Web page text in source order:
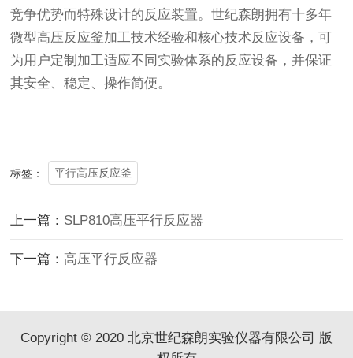
竞争优势而特殊设计的反应装置。世纪森朗拥有十多年
微型高压反应釜加工技术经验和核心技术反应设备，可
为用户定制加工适应不同实验体系的反应设备，并保证
其安全、稳定、操作简便。
标签： 平行高压反应釜
上一篇： SLP810高压平行反应器
下一篇：高压平行反应器
Copyright © 2020 北京世纪森朗实验仪器有限公司 版